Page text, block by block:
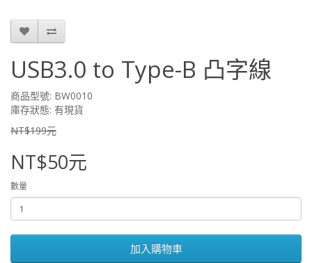
USB3.0 to Type-B 凸字線
商品型號: BW0010
庫存狀態: 有現貨
NT$199元
NT$50元
數量
加入購物車